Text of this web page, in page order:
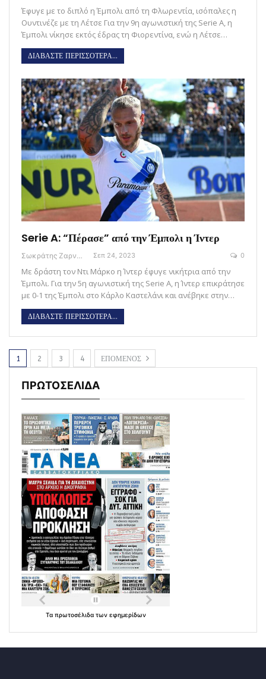
Έφυγε με το διπλό η Έμπολι από τη Φλωρεντία, ισόπαλες η
Ουντινέζε με τη Λέτσε Για την 9η αγωνιστική της Serie A, η
Έμπολι νίκησε εκτός έδρας τη Φιορεντίνα, ενώ η Λέτσε…
ΔΙΑΒΑΣΤΕ ΠΕΡΙΣΣΟΤΕΡΑ...
Serie A: “Πέρασε” από την Έμπολι η Ίντερ
Σωκράτης Ζαρναβέλης Σεπ 24, 2023 0
Με δράστη τον Ντι Μάρκο η Ίντερ έφυγε νικήτρια από την
Έμπολι. Για την 5η αγωνιστική της Serie A, η Ίντερ επικράτησε
με 0-1 της Έμπολι στο Κάρλο Καστελάνι και ανέβηκε στην…
ΔΙΑΒΑΣΤΕ ΠΕΡΙΣΣΟΤΕΡΑ...
1 2 3 4 ΕΠΟΜΕΝΟΣ
ΠΡΩΤΟΣΕΛΙΔΑ
Τα πρωτοσέλιδα των εφημερίδων